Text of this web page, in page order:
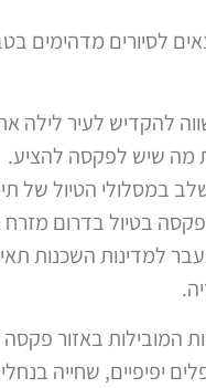
לסיורים מדהימים
להקדיש לעיר לילה
מה שיש לפקסה להציע.
במסלולי הטיול של
בטיול בדרום מזרח
למדינות השכנות
המובילות באזור פקסה
יפיפיים, שחייה